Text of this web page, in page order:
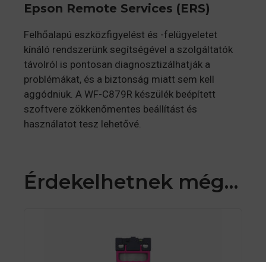
Epson Remote Services (ERS)
Felhőalapú eszközfigyelést és -felügyeletet
kínáló rendszerünk segítségével a szolgáltatók
távolról is pontosan diagnosztizálhatják a
problémákat, és a biztonság miatt sem kell
aggódniuk. A WF-C879R készülék beépített
szoftvere zökkenőmentes beállítást és
használatot tesz lehetővé.
Érdekelhetnek még…